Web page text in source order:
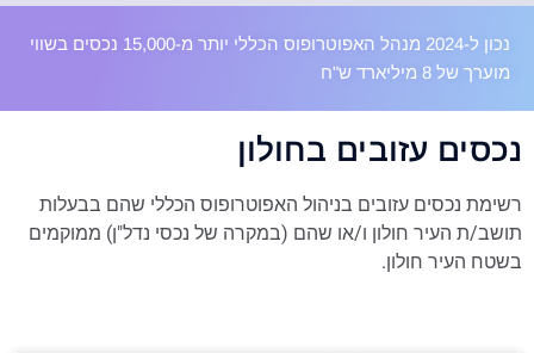
נכון ל-2024 מנהל האפוטרופוס הכללי יותר מ-15,000 נכסים בשווי
מוערך של 8 מיליארד ש"ח
נכסים עזובים בחולון
רשימת נכסים עזובים בניהול האפוטרופוס הכללי שהם בבעלות
תושב/ת העיר חולון ו/או שהם (במקרה של נכסי נדל"ן) ממוקמים
בשטח העיר חולון.